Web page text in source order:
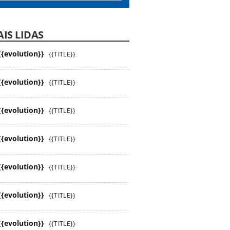
LIDAS
{{TITLE}}
{{TITLE}}
{{TITLE}}
{{TITLE}}
{{TITLE}}
{{TITLE}}
{{TITLE}}